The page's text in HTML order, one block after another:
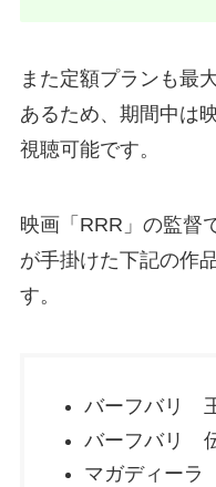
また定額プランも最
あるため、期間中は
視聴可能です。
映画「RRR」の監督
が手掛けた下記の作
す。
バーフバリ
バーフバリ
マガディー